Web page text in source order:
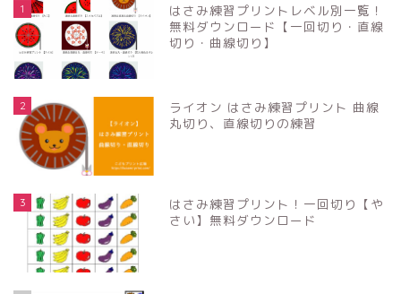
1
はさみ練習プリントレベル別一覧！
無料ダウンロード【一回切り・直線
切り・曲線切り】
2
ライオン はさみ練習プリント 曲線
丸切り、直線切りの練習
3
はさみ練習プリント！一回切り【や
さい】無料ダウンロード